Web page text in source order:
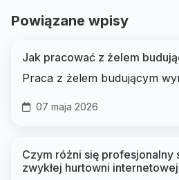
Powiązane wpisy
Jak pracować z żelem
Praca z żelem budującym
07 maja 2026
Czym różni się profesjonalny
zwykłej hurtowni